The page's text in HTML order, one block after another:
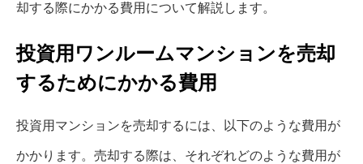
却する際にかかる費用について解説します。
投資用ワンルームマンションを売却
するためにかかる費用
投資用マンションを売却するには、以下のような費用が
かかります。売却する際は、それぞれどのような費用が